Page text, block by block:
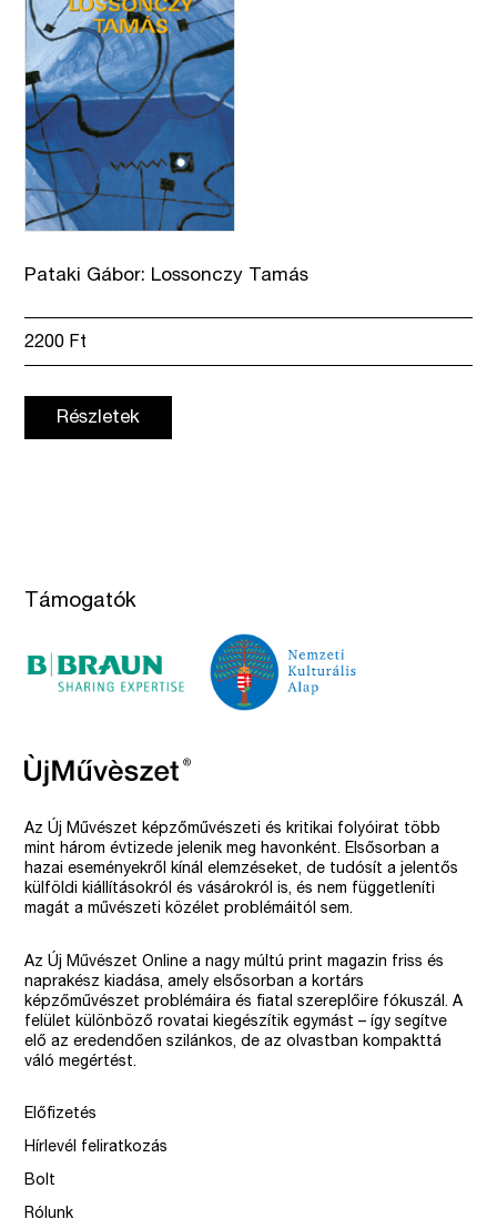
Pataki Gábor: Lossonczy Tamás
2200 Ft
Részletek
Támogatók
Az Új Művészet képzőművészeti és kritikai folyóirat több
mint három évtizede jelenik meg havonként. Elsősorban a
hazai eseményekről kínál elemzéseket, de tudósít a jelentős
külföldi kiállításokról és vásárokról is, és nem függetleníti
magát a művészeti közélet problémáitól sem.
Az Új Művészet Online a nagy múltú print magazin friss és
naprakész kiadása, amely elsősorban a kortárs
képzőművészet problémáira és fiatal szereplőire fókuszál. A
felület különböző rovatai kiegészítik egymást – így segítve
elő az eredendően szilánkos, de az olvastban kompakttá
váló megértést.
Előfizetés
Hírlevél feliratkozás
Bolt
Rólunk